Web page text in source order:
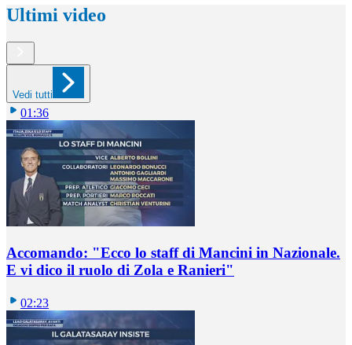
Ultimi video
Vedi tutti
01:36
Accomando: "Ecco lo staff di Mancini in Nazionale.
E vi dico il ruolo di Zola e Ranieri"
02:23